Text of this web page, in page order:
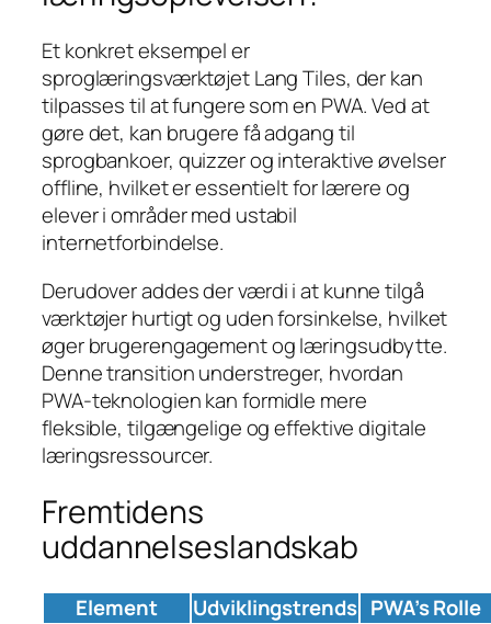
Et konkret eksempel er
sproglæringsværktøjet Lang Tiles, der kan
tilpasses til at fungere som en PWA. Ved at
gøre det, kan brugere få adgang til
sprogbankoer, quizzer og interaktive øvelser
offline, hvilket er essentielt for lærere og
elever i områder med ustabil
internetforbindelse.
Derudover addes der værdi i at kunne tilgå
værktøjer hurtigt og uden forsinkelse, hvilket
øger brugerengagement og læringsudbytte.
Denne transition understreger, hvordan
PWA-teknologien kan formidle mere
fleksible, tilgængelige og effektive digitale
læringsressourcer.
Fremtidens
uddannelseslandskab
Element Udviklingstrends PWA’s Rolle